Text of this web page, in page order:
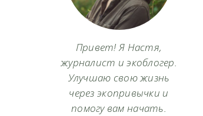
Привет! Я Настя,
журналист и экоблогер.
Улучшаю свою жизнь
через экопривычки и
помогу вам начать.